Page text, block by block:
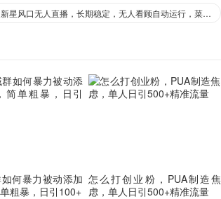
下一篇：超新星风口无人直播，长期稳定，无人看顾自动运行，菜鸟可玩，日入1.3k，可复制，批量收益翻倍
何暴力被动添加
粗暴，日引100+
怎么打创业粉，PUA制造焦
虑，单人日引500+精准流量